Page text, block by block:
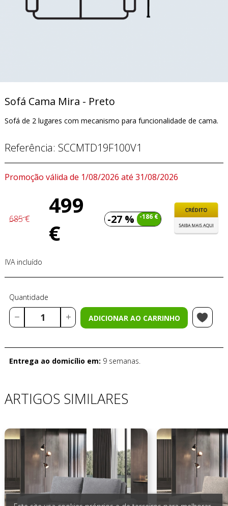
Sofá Cama Mira - Preto
Sofá de 2 lugares com mecanismo para funcionalidade de cama.
Referência: SCCMTD19F100V1
Promoção válida de 1/08/2026 até 31/08/2026
685 €
499
€
-27 % -186 €
IVA incluído
Quantidade
ADICIONAR AO CARRINHO
Entrega ao domicílio em: 9 semanas.
ARTIGOS SIMILARES